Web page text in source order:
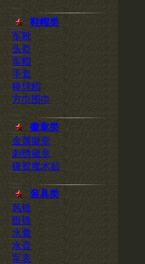
鞋帽类
军靴
头盔
军帽
手套
棒球帽
方巾围巾
徽章类
金属徽章
刺绣徽章
橡胶魔术贴
装具类
风镜
眼镜
水囊
水壶
军表